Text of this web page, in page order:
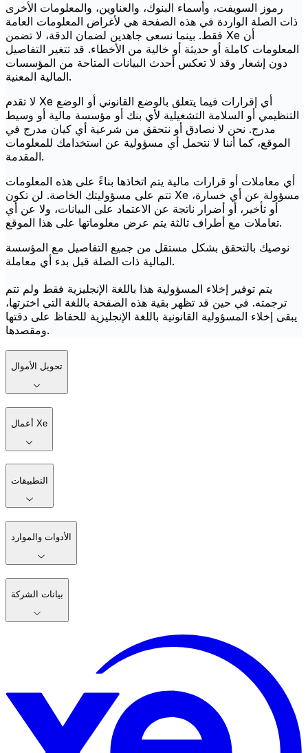
رموز السويفت، وأسماء البنوك، والعناوين، والمعلومات الأخرى
ذات الصلة الواردة في هذه الصفحة هي لأغراض المعلومات العامة
فقط. بينما نسعى جاهدين لضمان الدقة، لا تضمن Xe أن
المعلومات كاملة أو حديثة أو خالية من الأخطاء. قد تتغير التفاصيل
دون إشعار وقد لا تعكس أحدث البيانات المتاحة من المؤسسات
المالية المعنية.
لا تقدم Xe أي إقرارات فيما يتعلق بالوضع القانوني أو الوضع
التنظيمي أو السلامة التشغيلية لأي بنك أو مؤسسة مالية أو وسيط
مدرج. نحن لا نصادق أو نتحقق من شرعية أي كيان مدرج في
الموقع، كما أننا لا نتحمل أي مسؤولية عن استخدامك للمعلومات
المقدمة.
أي معاملات أو قرارات مالية يتم اتخاذها بناءً على هذه المعلومات
تتم على مسؤوليتك الخاصة. لن تكون Xe مسؤولة عن أي خسارة،
أو تأخير، أو أضرار ناتجة عن الاعتماد على البيانات، ولا عن أي
تعاملات مع أطراف ثالثة يتم عرض معلوماتها على هذا الموقع.
نوصيك بالتحقق بشكل مستقل من جميع التفاصيل مع المؤسسة
المالية ذات الصلة قبل بدء أي معاملة.
يتم توفير إخلاء المسؤولية هذا باللغة الإنجليزية فقط ولم تتم
ترجمته. في حين قد تظهر بقية هذه الصفحة باللغة التي اخترتها،
يبقى إخلاء المسؤولية القانونية باللغة الإنجليزية للحفاظ على دقتها
ومقصدها.
تحويل الأموال
أعمال Xe
التطبيقات
الأدوات والموارد
بيانات الشركة